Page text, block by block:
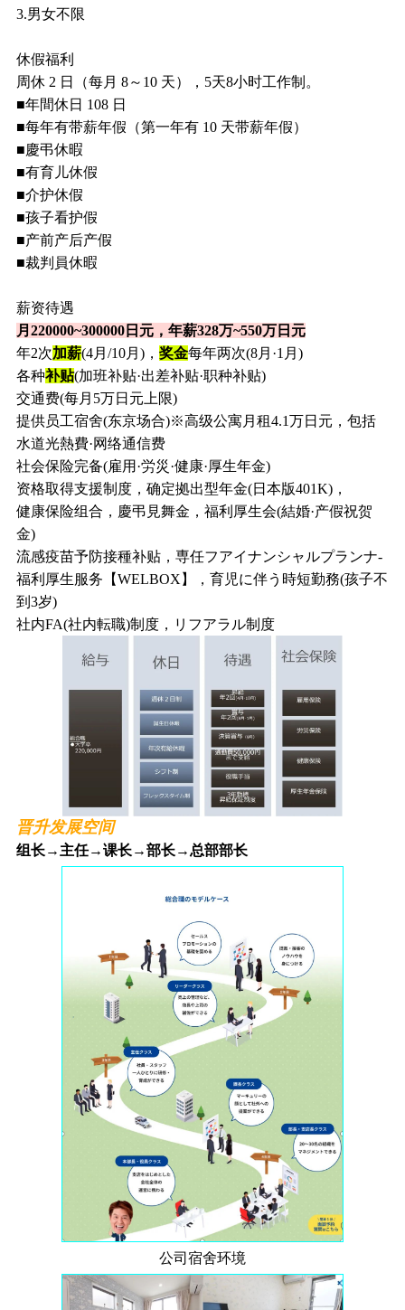
3.男女不限
休假福利
周休 2 日（每月 8～10 天），5天8小时工作制。
■年間休日 108 日
■每年有带薪年假（第一年有 10 天带薪年假）
■慶弔休暇
■有育儿休假
■介护休假
■孩子看护假
■产前产后产假
■裁判員休暇
薪资待遇
月220000~300000日元 ，年薪328万~550万日元
年2次加薪(4月/10月)， 奖金每年两次(8月·1月)
各种补贴(加班补贴·出差补贴·职种补贴)
交通费(每月5万日元上限)
提供员工宿舍(东京场合)※高级公寓月租4.1万日元，包括
水道光熱費·网络通信费
社会保险完备(雇用·労災·健康·厚生年金)
资格取得支援制度，确定拠出型年金(日本版401K)，
健康保险组合，慶弔見舞金，福利厚生会(結婚·产假祝贺
金)
流感疫苗予防接種补贴，専任フアイナンシャルプランナ-
福利厚生服务【WELBOX】，育児に伴う時短勤務(孩子不
到3岁)
社内FA(社内転職)制度，リフアラル制度
晋升发展空间
组长→主任→课长→部长→总部部长
公司宿舍环境